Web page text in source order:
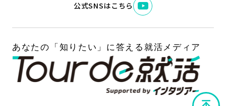
公式SNSはこちら